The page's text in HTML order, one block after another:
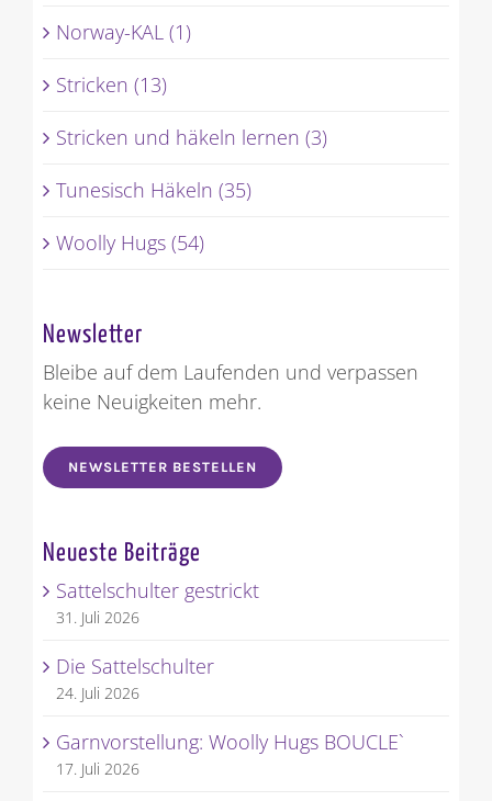
Norway-KAL (1)
Stricken (13)
Stricken und häkeln lernen (3)
Tunesisch Häkeln (35)
Woolly Hugs (54)
Newsletter
Bleibe auf dem Laufenden und verpassen
keine Neuigkeiten mehr.
NEWSLETTER BESTELLEN
Neueste Beiträge
Sattelschulter gestrickt
31. Juli 2026
Die Sattelschulter
24. Juli 2026
Garnvorstellung: Woolly Hugs BOUCLE`
17. Juli 2026